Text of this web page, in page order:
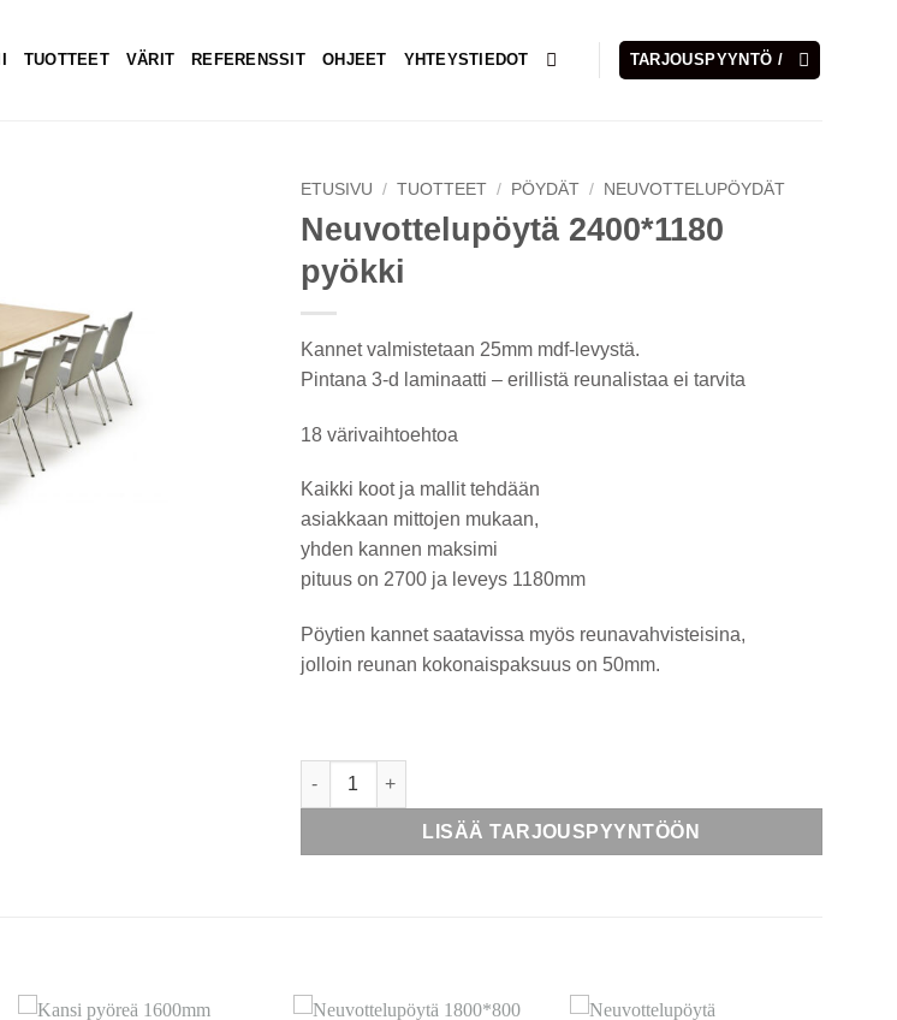
TUOTTEET VÄRIT REFERENSSIT OHJEET YHTEYSTIEDOT TARJOUSPYYNTÖ /
ETUSIVU / TUOTTEET / PÖYDÄT / NEUVOTTELUPÖYDÄT
Neuvottelupöytä 2400*1180
pyökki
Kannet valmistetaan 25mm mdf-levystä.
Pintana 3-d laminaatti – erillistä reunalistaa ei tarvita
18 värivaihtoehtoa
Kaikki koot ja mallit tehdään
asiakkaan mittojen mukaan,
yhden kannen maksimi
pituus on 2700 ja leveys 1180mm
Pöytien kannet saatavissa myös reunavahvisteisina,
jolloin reunan kokonaispaksuus on 50mm.
Neuvottelupöytä 2400*1180 pyökki määrä
LISÄÄ TARJOUSPYYNTÖÖN